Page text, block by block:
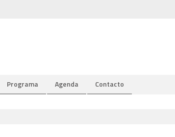
Programa Agenda Contacto